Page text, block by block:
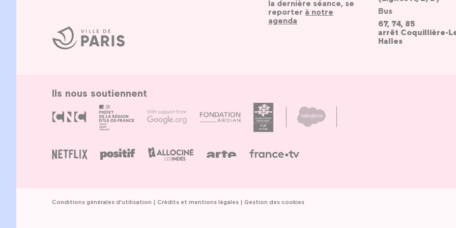
Ville
de
Paris
la dernière séance, se
reporter à notre
agenda
Bus
67, 74, 85
arrêt Coquillière-
Halles
Ils nous soutiennent
Conditions générales d'utilisation Crédits et mentions légales Gestion des cookies